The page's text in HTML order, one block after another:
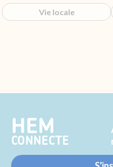
Vie locale
HEM
CONNECTE